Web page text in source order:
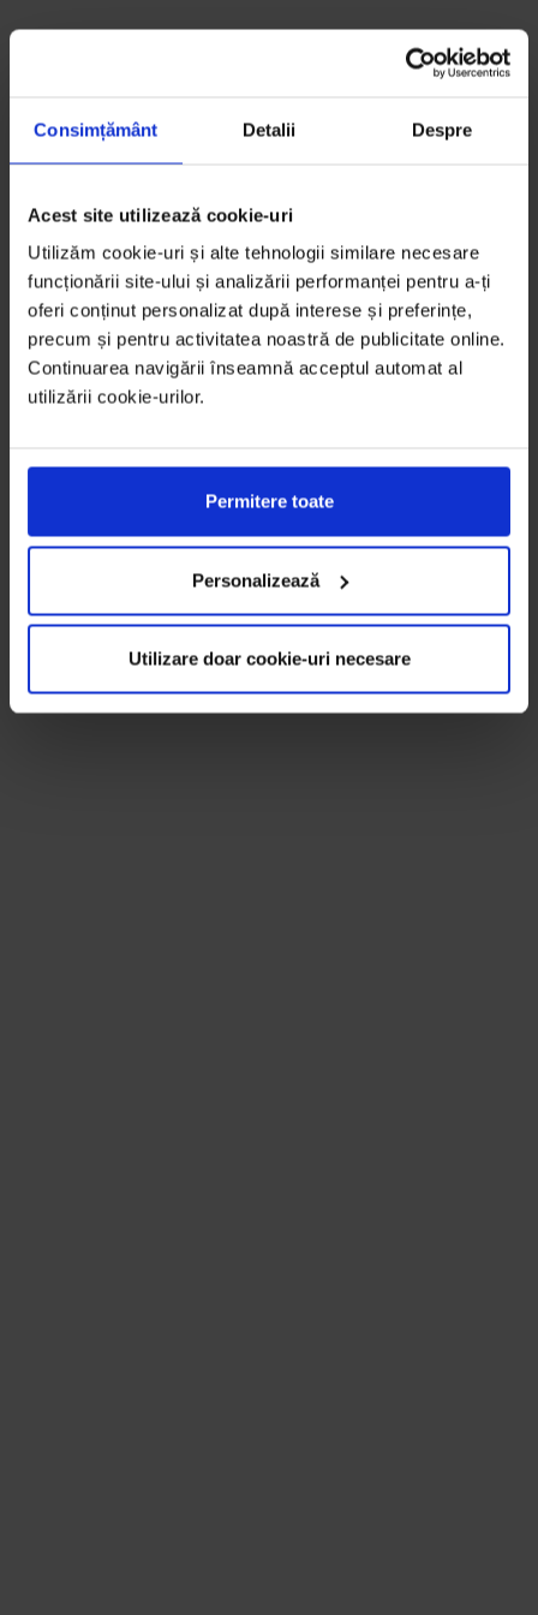
Consimțământ Detalii Despre
Acest site utilizează cookie-uri
Utilizăm cookie-uri și alte tehnologii similare necesare
funcționării site-ului și analizării performanței pentru a-ți
oferi conținut personalizat după interese și preferințe,
precum și pentru activitatea noastră de publicitate online.
Continuarea navigării înseamnă acceptul automat al
utilizării cookie-urilor.
Permitere toate
Personalizează
Utilizare doar cookie-uri necesare